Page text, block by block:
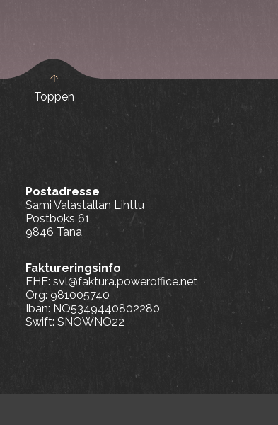
Toppen
Postadresse
Sami Valastallan Lihttu
Postboks 61
9846 Tana
Faktureringsinfo
EHF: svl@faktura.poweroffice.net
Org: 981005740
Iban: NO5349440802280
Swift: SNOWNO22